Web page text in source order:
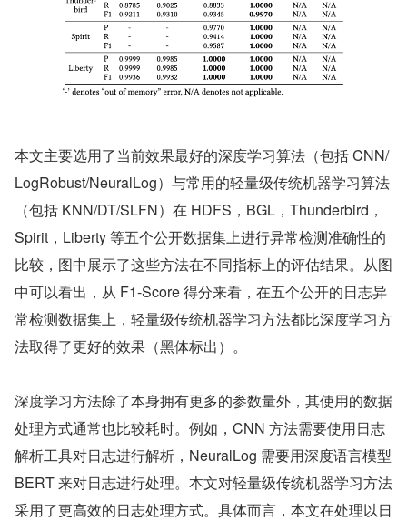
本文主要选用了当前效果最好的深度学习算法（包括 CNN/
LogRobust/NeuralLog）与常用的轻量级传统机器学习算法
（包括 KNN/DT/SLFN）在 HDFS，BGL，Thunderbird，
Spirit，Liberty 等五个公开数据集上进行异常检测准确性的
比较，图中展示了这些方法在不同指标上的评估结果。从图
中可以看出，从 F1-Score 得分来看，在五个公开的日志异
常检测数据集上，轻量级传统机器学习方法都比深度学习方
法取得了更好的效果（黑体标出）。
深度学习方法除了本身拥有更多的参数量外，其使用的数据
处理方式通常也比较耗时。例如，CNN 方法需要使用日志
解析工具对日志进行解析，NeuralLog 需要用深度语言模型
BERT 来对日志进行处理。本文对轻量级传统机器学习方法
采用了更高效的日志处理方式。具体而言，本文在处理以日